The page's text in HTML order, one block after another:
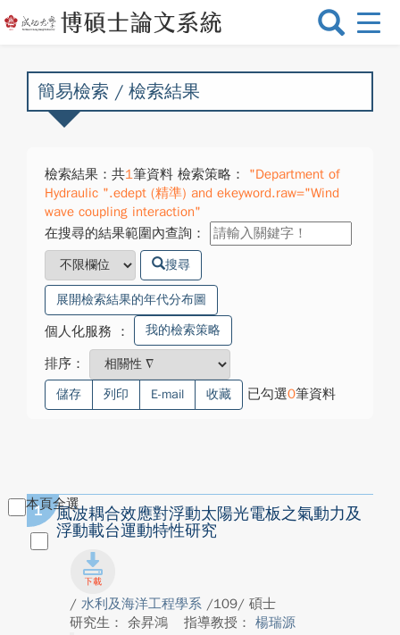
選
換
簡易檢索 / 檢索結果
檢索結果：共1筆資料 檢索策略：
"Department of
Hydraulic ".edept (精準) and ekeyword.raw="Wind
wave coupling interaction"
在搜尋的結果範圍內查詢：
搜尋
展開檢索結果的年代分布圖
個人化服務 ： 我的檢索策略
排序：
儲存 列印 E-mail 收藏 已勾選0筆資料
本頁全選
1
風波耦合效應對浮動太陽光電板之氣動力及
浮動載台運動特性研究
/ 水利及海洋工程學系 /109/ 碩士
研究生： 余昇鴻
指導教授： 楊瑞源